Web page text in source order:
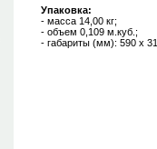
Упаковка:
- масса 14,00 кг;
- объем 0,109 м.куб.;
- габариты (мм): 590 x